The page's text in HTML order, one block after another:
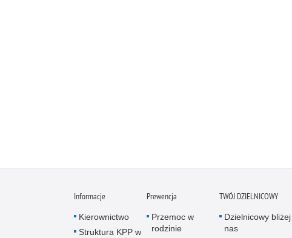
Informacje
Kierownictwo
Struktura KPP w
Prewencja
Przemoc w
rodzinie
TWÓJ DZIELNICOWY
Dzielnicowy bliżej
nas